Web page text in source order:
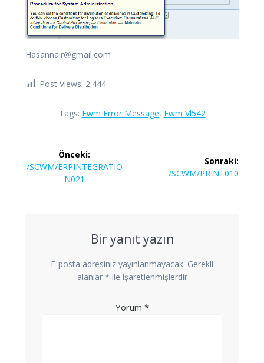
Hasannair@gmail.com
Post Views: 2.444
Tags: Ewm Error Message, Ewm Vl542
gezinmesi
Önceki:
Önceki
/SCWM/ERPINTEGRATIO
N021
Sonraki:
Sonraki
/SCWM/PRINT010
Bir yanıt yazın
E-posta adresiniz yayınlanmayacak. Gerekli
alanlar * ile işaretlenmişlerdir
Yorum *